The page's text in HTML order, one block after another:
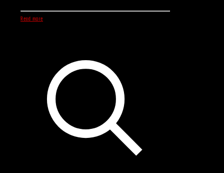
Read more